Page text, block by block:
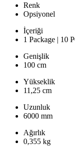
Renk
Opsiyonel
İçeriği
1 Package | 10
Genişlik
100 cm
Yükseklik
11,25 cm
Uzunluk
6000 mm
Ağırlık
0,355 kg